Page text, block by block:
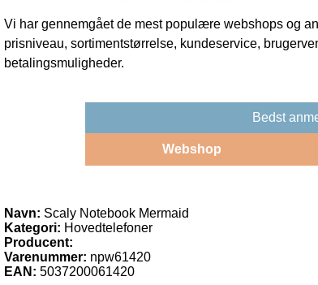
Vi har gennemgået de mest populære webshops og
prisniveau, sortimentstørrelse, kundeservice,
betalingsmuligheder.
Bedst
Webshop
Navn: Scaly Notebook Mermaid
Kategori: Hovedtelefoner
Producent:
Varenummer: npw61420
EAN: 5037200061420